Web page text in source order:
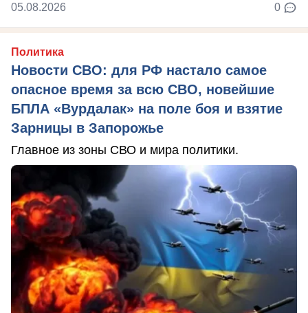
05.08.2026 0
Политика
Новости СВО: для РФ настало самое
опасное время за всю СВО, новейшие
БПЛА «Вурдалак» на поле боя и взятие
Зарницы в Запорожье
Главное из зоны СВО и мира политики.